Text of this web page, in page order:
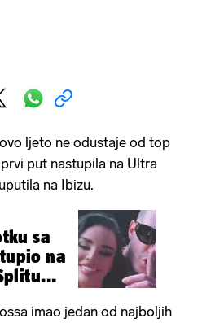
ljeto ne odustaje od top
put nastupila na Ultra
na Ibizu.
sa
na
imao jedan od najboljih